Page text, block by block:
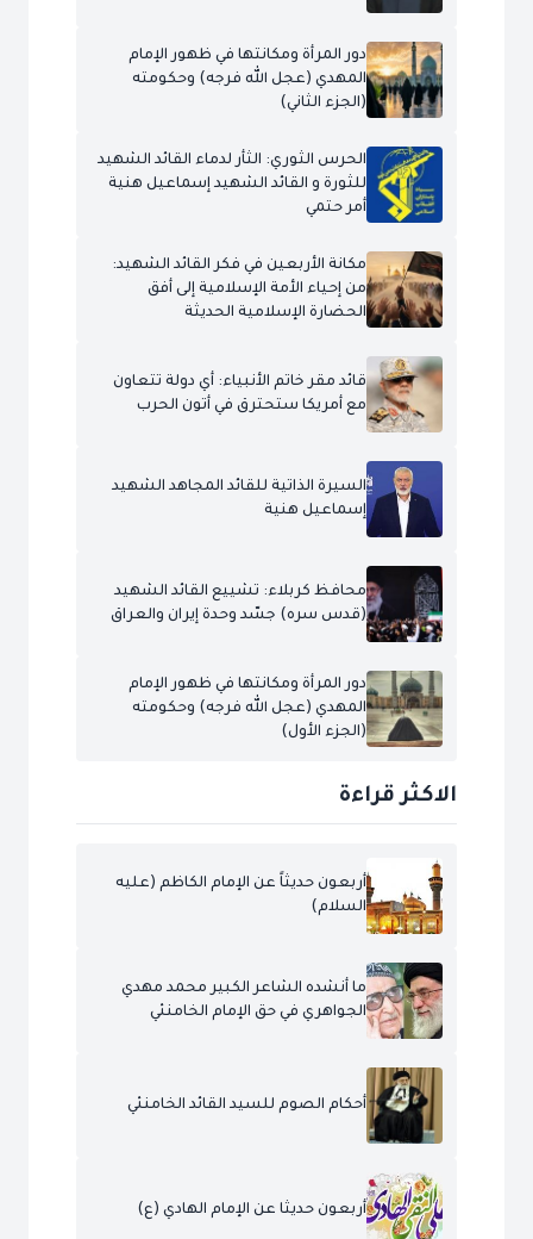
دور المرأة ومكانتها في ظهور الإمام
المهدي (عجل الله فرجه) وحكومته
(الجزء الثاني)
الحرس الثوري: الثأر لدماء القائد الشهيد
للثورة و القائد الشهيد إسماعيل هنية
أمر حتمي
مكانة الأربعين في فكر القائد الشهيد:
من إحياء الأمة الإسلامية إلى أفق
الحضارة الإسلامية الحديثة
قائد مقر خاتم الأنبياء: أي دولة تتعاون
مع أمريكا ستحترق في أتون الحرب
السيرة الذاتية للقائد المجاهد الشهيد
إسماعيل هنية
محافظ كربلاء: تشييع القائد الشهيد
(قدس سره) جسّد وحدة إيران والعراق
دور المرأة ومكانتها في ظهور الإمام
المهدي (عجل الله فرجه) وحكومته
(الجزء الأول)
الاكثر قراءة
أربعون حديثاً عن الإمام الكاظم (عليه
السلام)
ما أنشده الشاعر الكبير محمد مهدي
الجواهري في حق الإمام الخامنئي
أحكام الصوم للسيد القائد الخامنئي
أربعون حديثا عن الإمام الهادي (ع)